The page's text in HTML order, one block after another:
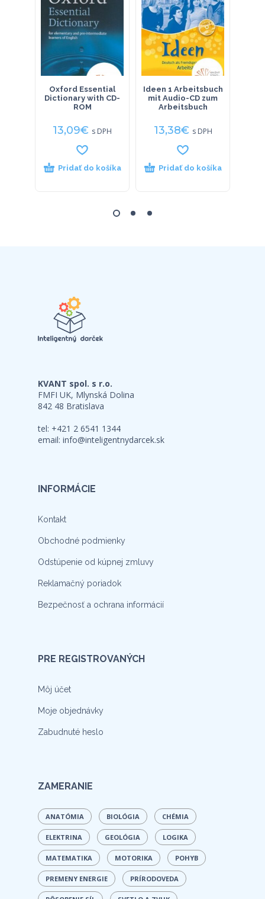
Oxford Essential
Dictionary with CD-
ROM
13,09€ s DPH
Pridať do košíka
Ideen 1 Arbeitsbuch
mit Audio-CD zum
Arbeitsbuch
13,38€ s DPH
Pridať do košíka
KVANT spol. s r.o.
FMFI UK, Mlynská Dolina
842 48 Bratislava
tel: +421 2 6541 1344
email: info@inteligentnydarcek.sk
INFORMÁCIE
Kontakt
Obchodné podmienky
Odstúpenie od kúpnej zmluvy
Reklamačný poriadok
Bezpečnosť a ochrana informácií
PRE REGISTROVANÝCH
Môj účet
Moje objednávky
Zabudnuté heslo
ZAMERANIE
ANATÓMIA BIOLÓGIA CHÉMIA
ELEKTRINA GEOLÓGIA LOGIKA
MATEMATIKA MOTORIKA POHYB
PREMENY ENERGIE PRÍRODOVEDA